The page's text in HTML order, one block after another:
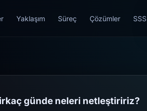
Yaklaşım Süreç Çözümler SSS
günde neleri netleştiririz?